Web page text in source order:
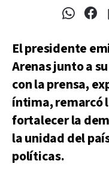
El presidente
Arenas junto a
con la prensa,
íntima, remarcó
fortalecer la
la unidad del
políticas.